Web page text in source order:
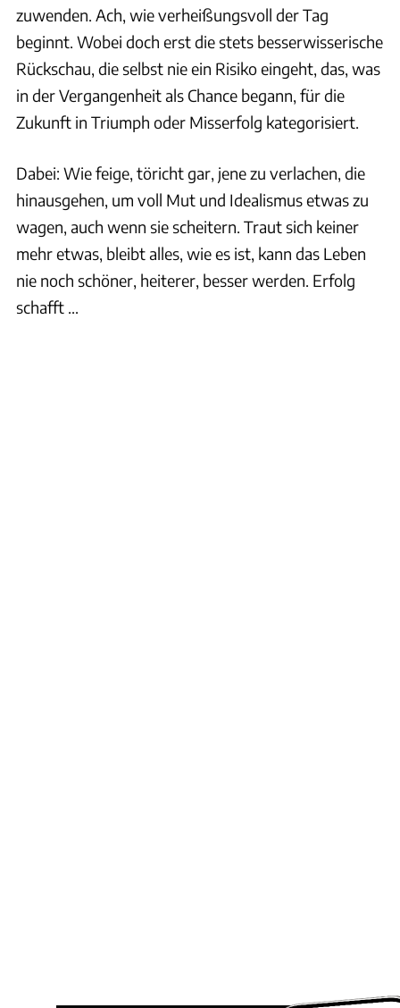
zuwenden. Ach, wie verheißungsvoll der Tag
beginnt. Wobei doch erst die stets besserwisserische
Rückschau, die selbst nie ein Risiko eingeht, das, was
in der Vergangenheit als Chance begann, für die
Zukunft in Triumph oder Misserfolg kategorisiert.
Dabei: Wie feige, töricht gar, jene zu verlachen, die
hinausgehen, um voll Mut und Idealismus etwas zu
wagen, auch wenn sie scheitern. Traut sich keiner
mehr etwas, bleibt alles, wie es ist, kann das Leben
nie noch schöner, heiterer, besser werden. Erfolg
schafft ...